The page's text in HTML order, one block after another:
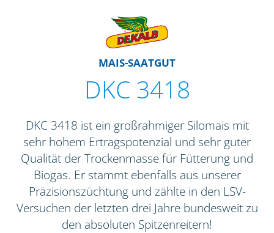
MAIS-SAATGUT
DKC 3418
DKC 3418 ist ein großrahmiger Silomais mit
sehr hohem Ertragspotenzial und sehr guter
Qualität der Trockenmasse für Fütterung und
Biogas. Er stammt ebenfalls aus unserer
Präzisionszüchtung und zählte in den LSV-
Versuchen der letzten drei Jahre bundesweit zu
den absoluten Spitzenreitern!